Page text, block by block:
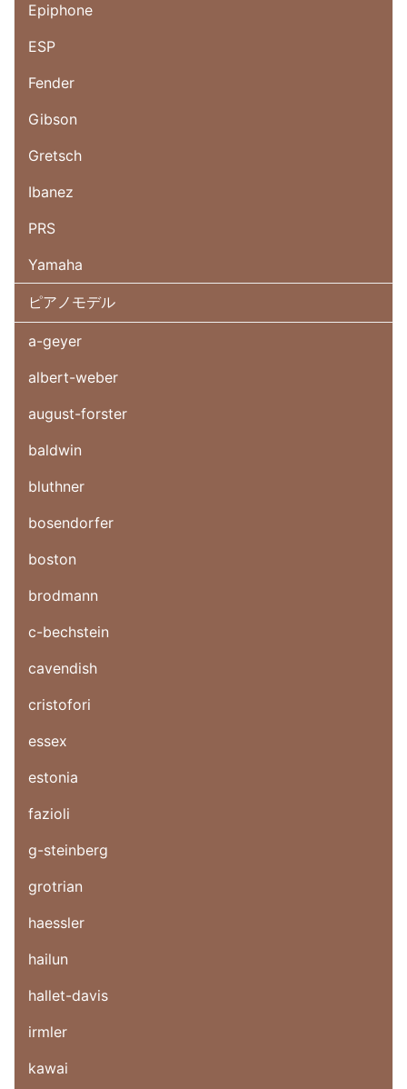
Epiphone
ESP
Fender
Gibson
Gretsch
Ibanez
PRS
Yamaha
ピアノモデル
a-geyer
albert-weber
august-forster
baldwin
bluthner
bosendorfer
boston
brodmann
c-bechstein
cavendish
cristofori
essex
estonia
fazioli
g-steinberg
grotrian
haessler
hailun
hallet-davis
irmler
kawai